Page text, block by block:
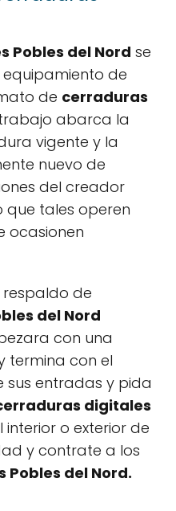
Pobles del Nord se
de
de cerraduras
abarca la
vigente y la
nuevo de
del creador
tales operen
ocasionen
de
del Nord
con una
termina con el
sus entradas y pida
digitales
interior o exterior de
y contrate a los
Pobles del Nord.